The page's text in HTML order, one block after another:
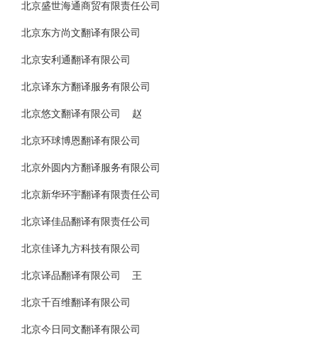
北京盛世海通商贸有限责任公司
北京东方尚文翻译有限公司
北京安利通翻译有限公司
北京译东方翻译服务有限公司
北京悠文翻译有限公司 赵
北京环球博恩翻译有限公司
北京外圆内方翻译服务有限公司
北京新华环宇翻译有限责任公司
北京译佳品翻译有限责任公司
北京佳译九方科技有限公司
北京译品翻译有限公司 王
北京千百维翻译有限公司
北京今日同文翻译有限公司